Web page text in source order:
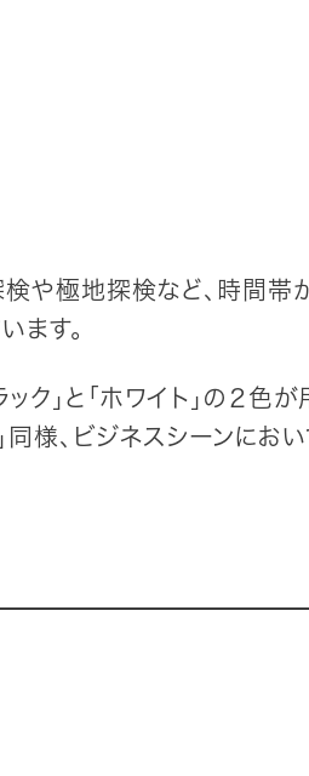
や極地探検など、時間
ます。
ク」と「ホワイト」の２色
様、ビジネスシーンにお